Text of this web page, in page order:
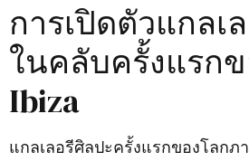
การเปิดตัวแกลเ
ในคลับครั้งแรก
Ibiza
แกลเลอรีศิลปะครั้งแรกของโลกภ